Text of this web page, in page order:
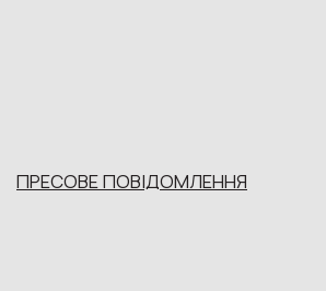
ПРЕСОВЕ ПОВІДОМЛЕННЯ